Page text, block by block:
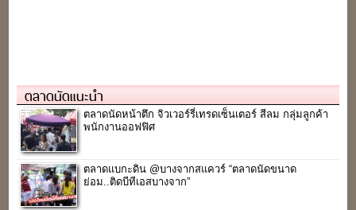
ตลาดนัดแนะนำ
ตลาดนัดหน้าตึก จิวเวอร์รี่เทรดเซ็นเตอร์ สีลม กลุ่มลูกค้า
พนักงานออฟฟิศ
ตลาดแบกะดิน @บางจากสแควร์ “ตลาดนัดขนาด
ย่อม..ติดบีทีเอสบางจาก”